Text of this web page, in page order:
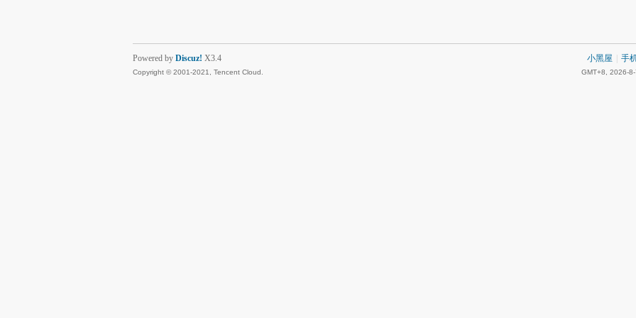
小黑屋 手
GMT+8, 2026-
Powered by Discuz! X3.4
Copyright © 2001-2021, Tencent Cloud.